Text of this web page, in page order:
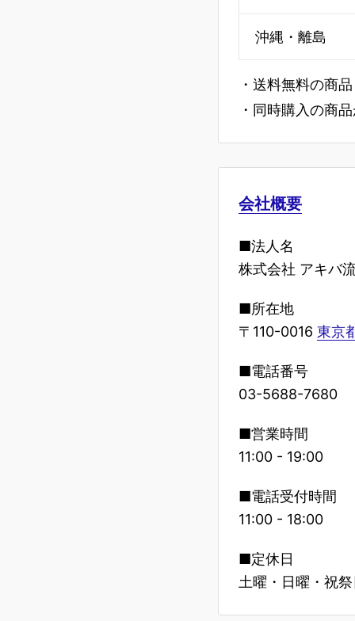
沖縄・離島
・送料無料の商
・同時購入の商
会社概要
■法人名
株式会社 アキバ
■所在地
〒110-0016 東京
■電話番号
03-5688-7680
■営業時間
11:00 - 19:00
■電話受付時間
11:00 - 18:00
■定休日
土曜・日曜・祝